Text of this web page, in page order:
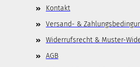
Kontakt
Versand- &
Widerrufsrecht & Muster-
AGB